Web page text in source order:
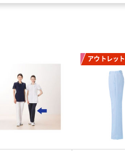
アウトレット